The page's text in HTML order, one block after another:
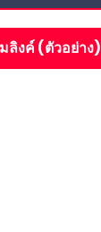
งค์ (ตัวอย่าง)